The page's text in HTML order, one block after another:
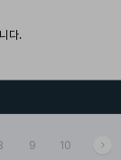
다.
9 10